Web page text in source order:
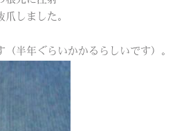
しました。
半年ぐらいかかるらしいです）。